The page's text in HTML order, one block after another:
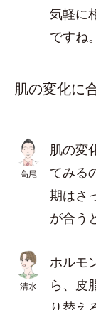
気軽に
ですね。
肌の変化に
高尾
肌の変
てみる
期はさ
が合う
清水
ホルモ
ら、皮